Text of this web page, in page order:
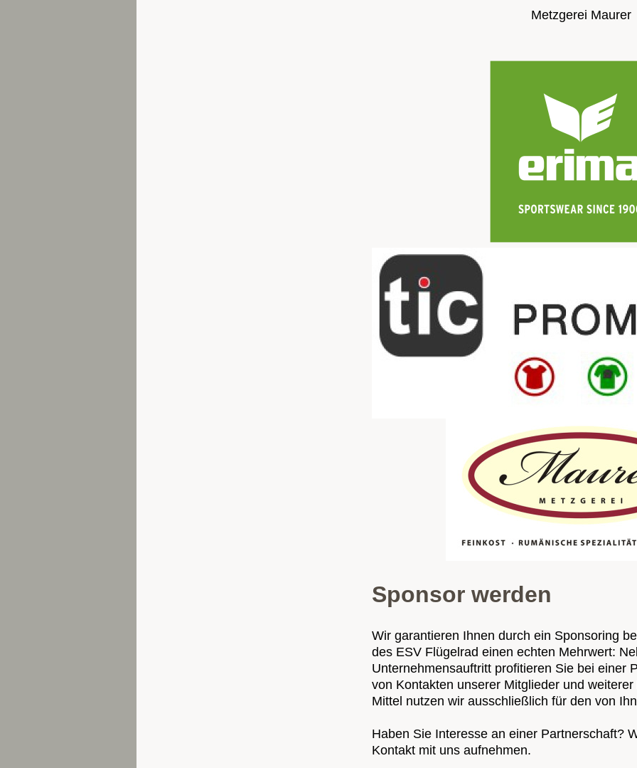
Metzgerei Maurer
Sponsor werden
Wir garantieren Ihnen durch ein Sponsoring
des ESV Flügelrad einen echten Mehrwert:
Unternehmensauftritt profitieren Sie bei einer
von Kontakten unserer Mitglieder und
Mittel nutzen wir ausschließlich für den von
Haben Sie Interesse an einer Partnerschaft?
Kontakt mit uns aufnehmen.